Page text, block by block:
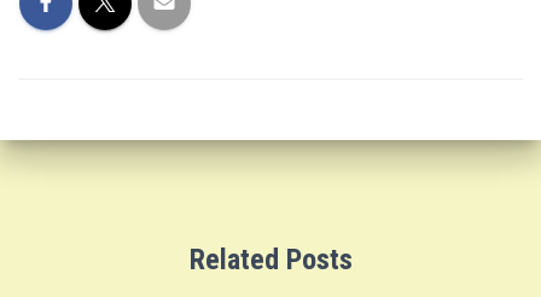
Related Posts